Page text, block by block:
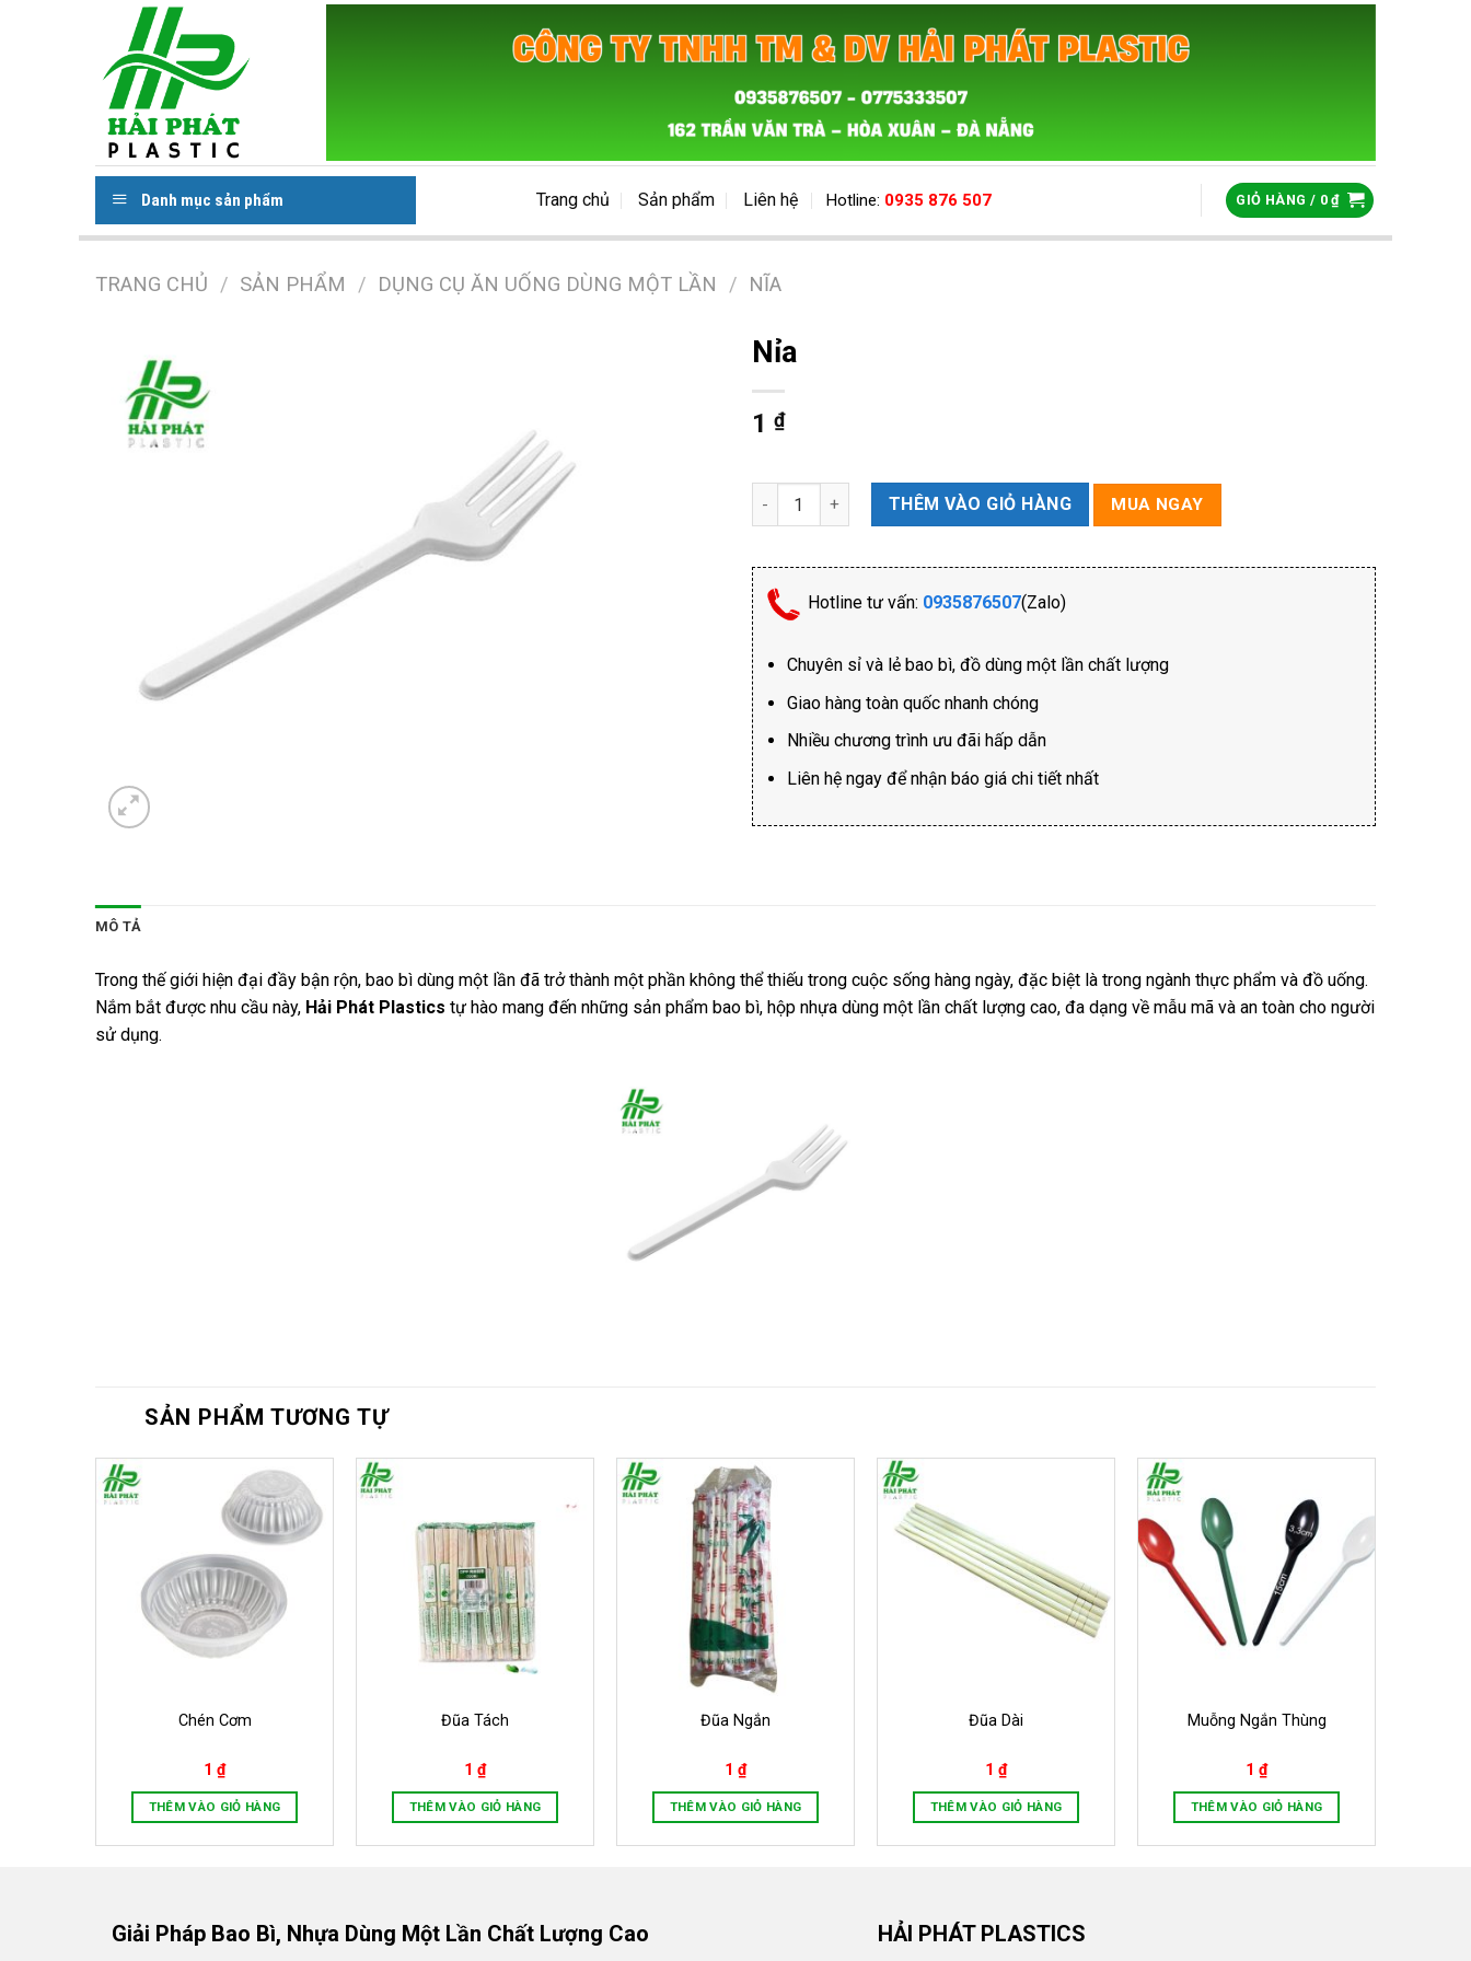
Danh mục sản phẩm Trang chủ Sản phẩm Liên hệ Hotline: 0935 876 507 GIỎ HÀNG / 0₫
TRANG CHỦ / SẢN PHẨM / DỤNG CỤ ĂN UỐNG DÙNG MỘT LẦN / NĨA
Nỉa
1 ₫
Nỉa số lượng THÊM VÀO GIỎ HÀNG MUA NGAY
Hotline tư vấn: 0935876507(Zalo)
Chuyên sỉ và lẻ bao bì, đồ dùng một lần chất lượng
Giao hàng toàn quốc nhanh chóng
Nhiều chương trình ưu đãi hấp dẫn
Liên hệ ngay để nhận báo giá chi tiết nhất
MÔ TẢ
Trong thế giới hiện đại đầy bận rộn, bao bì dùng một lần đã trở thành một phần không thể thiếu trong cuộc sống hàng ngày, đặc biệt là trong ngành thực phẩm và đồ uống.
Nắm bắt được nhu cầu này, Hải Phát Plastics tự hào mang đến những sản phẩm bao bì, hộp nhựa dùng một lần chất lượng cao, đa dạng về mẫu mã và an toàn cho người
sử dụng.
SẢN PHẨM TƯƠNG TỰ
Chén Cơm
1 ₫
THÊM VÀO GIỎ HÀNG
Đũa Tách
1 ₫
THÊM VÀO GIỎ HÀNG
Đũa Ngắn
1 ₫
THÊM VÀO GIỎ HÀNG
Đũa Dài
1 ₫
THÊM VÀO GIỎ HÀNG
Muỗng Ngắn Thùng
1 ₫
THÊM VÀO GIỎ HÀNG
Giải Pháp Bao Bì, Nhựa Dùng Một Lần Chất Lượng Cao HẢI PHÁT PLASTICS